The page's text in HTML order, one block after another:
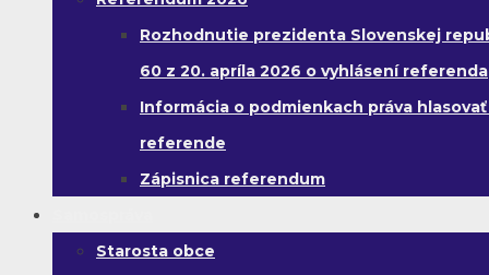
Rozhodnutie prezidenta Slovenskej
60 z 20. apríla 2026 o vyhlásení referenda
Informácia o podmienkach práva hlasovať
referende
Zápisnica referendum
Starosta obce